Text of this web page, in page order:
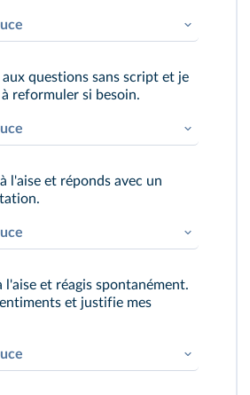
aux questions sans script et je
reformuler si besoin.
l'aise et réponds avec un
nouveau pays.
l'aise et réagis spontanément.
et justifie mes